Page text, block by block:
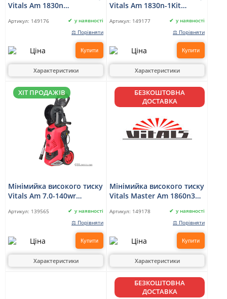
Vitals Am 1830n
Артикул: 149176
у наявності
⚖ Порівняти
Купити
Характеристики
Vitals Am 1830n-1Kit
Артикул: 149177
у наявності
⚖ Порівняти
Купити
Характеристики
ХІТ ПРОДАЖІВ
Мінімийка високого тиску
Vitals Am 7.0-140wr
Артикул: 139565
у наявності
⚖ Порівняти
Купити
Характеристики
БЕЗКОШТОВНА
ДОСТАВКА
Мінімийка високого тиску
Vitals Master Am 1860n3
Артикул: 149178
у наявності
⚖ Порівняти
Купити
Характеристики
БЕЗКОШТОВНА
ДОСТАВКА